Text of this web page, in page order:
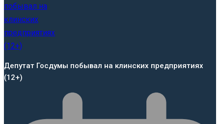
Депутат Госдумы побывал на клинских предприятиях
(12+)